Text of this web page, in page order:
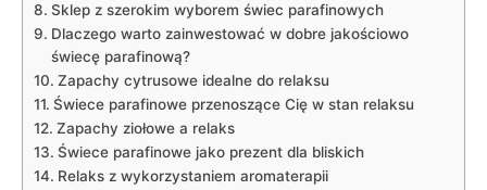
Sklep z‍ szerokim ⁤wyborem świec parafinowych
Dlaczego ⁣warto⁢ zainwestować​ w dobre jakościowo
świecę parafinową?
Zapachy cytrusowe idealne ⁢do relaksu
Świece ⁢parafinowe przenoszące Cię w stan relaksu
Zapachy ziołowe a relaks
Świece parafinowe jako prezent dla bliskich
Relaks⁣ z wykorzystaniem aromaterapii